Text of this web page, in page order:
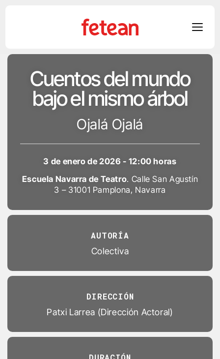
Skip
Cuentos del mundo
bajo el mismo árbol
Ojalá Ojalá
3 de enero de 2026 - 12:00 horas
Escuela Navarra de Teatro. Calle San Agustín
3 – 31001 Pamplona, Navarra
AUTORÍA
Colectiva
DIRECCIÓN
Patxi Larrea (Dirección Actoral)